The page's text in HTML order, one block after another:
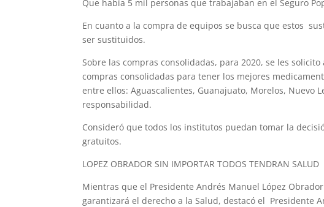
Que había 5 mil personas que trabajaban en el Seguro
En cuanto a la compra de equipos se busca que estos
ser sustituidos.
Sobre las compras consolidadas, para 2020, se les
compras consolidadas para tener los mejores
entre ellos: Aguascalientes, Guanajuato, Morelos, Nuevo
responsabilidad.
Consideró que todos los institutos puedan tomar la
gratuitos.
LOPEZ OBRADOR SIN IMPORTAR TODOS TENDRAN SALUD
Mientras que el Presidente Andrés Manuel López
garantizará el derecho a la Salud, destacó el Presidente